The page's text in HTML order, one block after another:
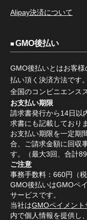
Alipay決済について
GMO後払い
GMO後払いとはお客
払い頂く決済方法です。
全国のコンビニエンス
お支払い期限
請求書発行から14日以
求書にも記載しており
お支払い期限を一定期
合、ご請求金額に回収
す。（最大3回、合計
ご注意
事務手数料：660円（税
GMO後払いはGMOペ
サービスです。
当社はGMOペイメン
内で個人情報を提供し